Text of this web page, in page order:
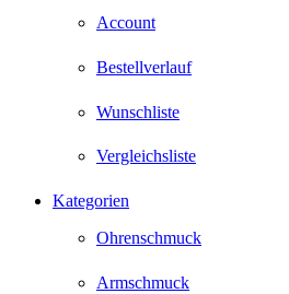
Account
Bestellverlauf
Wunschliste
Vergleichsliste
Kategorien
Ohrenschmuck
Armschmuck